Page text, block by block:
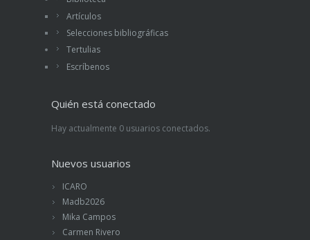
Artículos
Selecciones bibliográficas
Tertulias
Escríbenos
Quién está conectado
Hay actualmente 0 usuarios conectados.
Nuevos usuarios
ICARO
Madb2026
Mika Campos
Carmen Rivero